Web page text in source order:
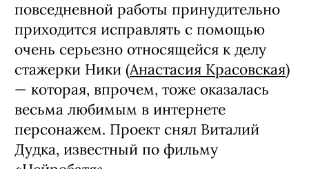
повседневной работы принудительно
приходится исправлять с помощью
очень серьезно относящейся к делу
стажерки Ники (Анастасия Красовская)
— которая, впрочем, тоже оказалась
весьма любимым в интернете
персонажем. Проект снял Виталий
Дудка, известный по фильму